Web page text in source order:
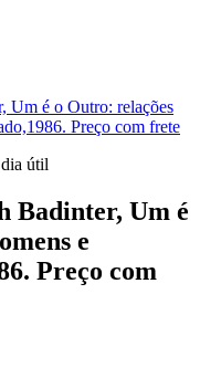
Um é o Outro: relações
Preço com frete
útil
Badinter, Um é
e
Preço com